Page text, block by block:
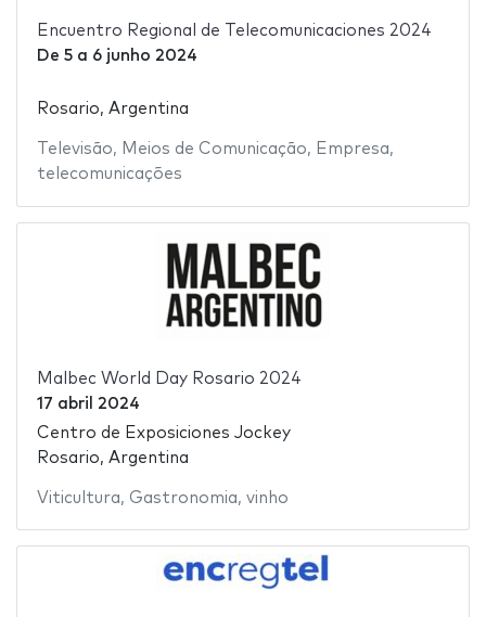
Encuentro Regional de Telecomunicaciones 2024
De 5a 6 junho 2024
Rosario, Argentina
Televisão, Meios de Comunicação, Empresa,
telecomunicações
Malbec World Day Rosario 2024
17 abril 2024
Centro de Exposiciones Jockey
Rosario, Argentina
Viticultura, Gastronomia, vinho